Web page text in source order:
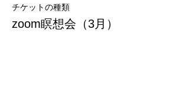
チケットの種類
zoom瞑想会（3月）